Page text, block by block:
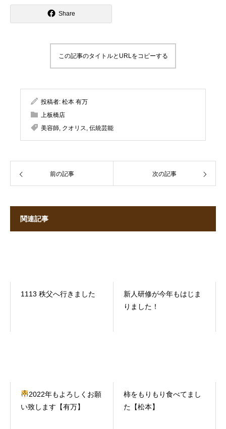
Share
この記事のタイトルとURLをコピーする
投稿者: 松本 有万
上板橋店
美容師, クオリス, 伝統芸能
前の記事 次の記事
関連記事
1113 秩父へ行きました
新人研修が今年もはじま
りました！
2022年もよろしくお願
い致します【有万】
柿をもりもり食べてまし
た【松本】